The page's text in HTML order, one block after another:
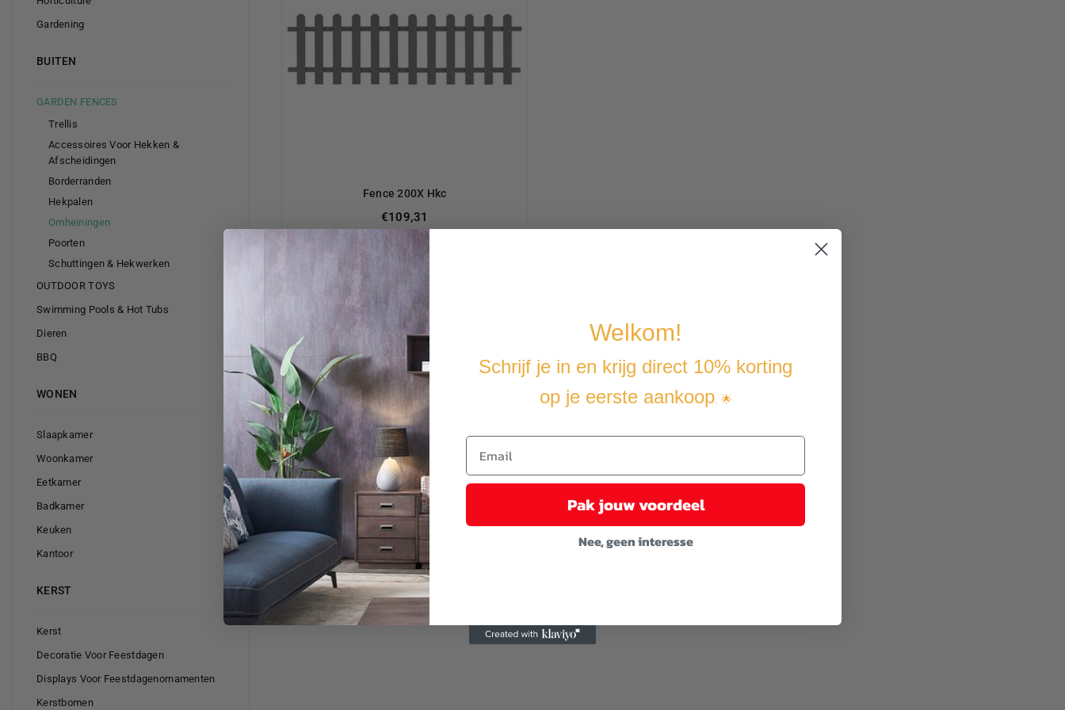
Gardening
BUITEN
GARDEN FENCES
Trellis
Accessoires Voor Hekken &
Afscheidingen
Borderranden
Hekpalen
Omheiningen
Poorten
Schuttingen & Hekwerken
OUTDOOR TOYS
Swimming Pools & Hot Tubs
Dieren
BBQ
WONEN
Slaapkamer
Woonkamer
Eetkamer
Badkamer
Keuken
Kantoor
KERST
Kerst
Decoratie Voor Feestdagen
Displays Voor Feestdagenornamenten
Kerstbomen
Fence 200X Hkc
€109,31
Welkom!
Schrijf je in en krijg direct 10% korting
op je eerste aankoop. 🌟
Pak jouw voordeel
Nee, geen interesse